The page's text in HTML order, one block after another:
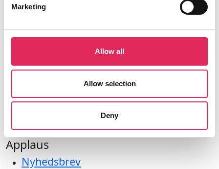
Marketing
Allow all
Allow selection
Deny
Aktiviteter
Kurser
Litteraturoversigt
Bliv medlem af applaus
Applaus
Nyhedsbrev